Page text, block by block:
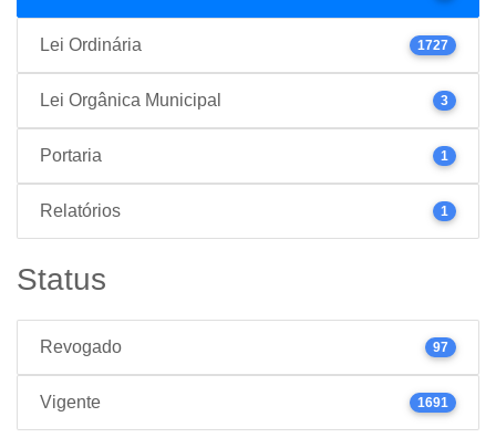
Lei Ordinária 1727
Lei Orgânica Municipal 3
Portaria 1
Relatórios 1
Status
Revogado 97
Vigente 1691